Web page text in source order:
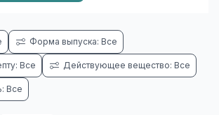
Форма выпуска: Все
Все Действующее вещество: Все
Все